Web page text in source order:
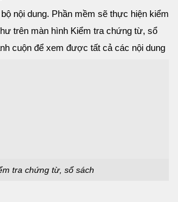
nội dung. Phần mềm sẽ thực hiện kiểm
trên màn hình Kiểm tra chứng từ, sổ
cuộn để xem được tất cả các nội dung
tra chứng từ, sổ sách